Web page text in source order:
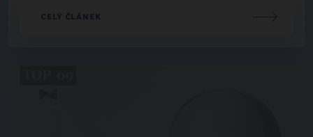
CELÝ ČLÁNEK